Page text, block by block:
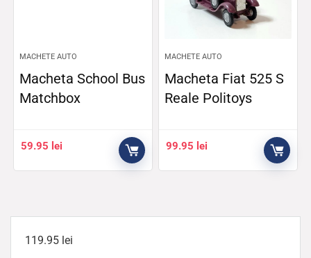
MACHETE AUTO
Macheta School Bus
Matchbox
59.95 lei
MACHETE AUTO
Macheta Fiat 525 S
Reale Politoys
99.95 lei
119.95 lei